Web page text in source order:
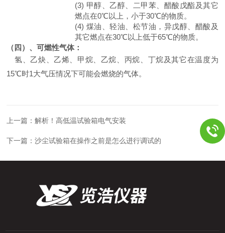
(3) 甲醇、乙醇、二甲苯、醋酸戊酯及其它
燃点在0℃以上，小于30℃的物质。
(4) 煤油、轻油、松节油，异戊醇、醋酸及
其它燃点在30℃以上低于65℃的物质。
（四）、可燃性气体：
氢、乙炔、乙烯、甲烷、乙烷、丙烷、丁烷及其它在温度为
15℃时1大气压情况下可能会燃烧的气体。
上一篇：解析！高低温试验箱电气安装
下一篇：沙尘试验箱在操作之前是怎么进行调试的